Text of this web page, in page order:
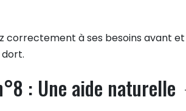
correctement à ses besoins avant
dort.
: Une aide naturelle